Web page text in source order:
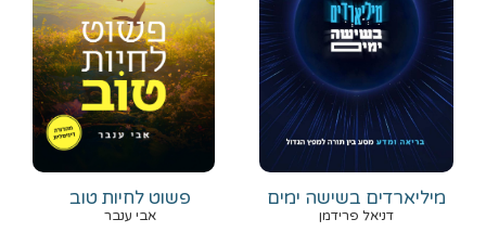
מיליארדים בשישה ימים
דניאל פרידמן
פשוט לחיות טוב
אבי ענבר